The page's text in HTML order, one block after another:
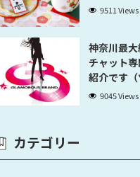
9511 Views
神奈川最
チャット
紹介です（
9045 Views
カテゴリー